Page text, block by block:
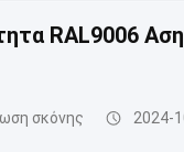
RAL9006
σκόνης 2024-